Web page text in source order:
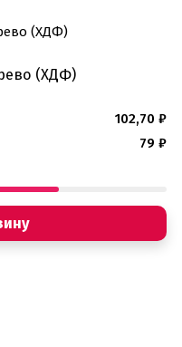
(ХДФ)
102,70 ₽
79 ₽